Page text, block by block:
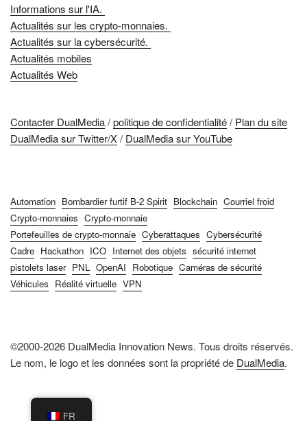
Informations sur l'IA.
Actualités sur les crypto-monnaies.
Actualités sur la cybersécurité.
Actualités mobiles
Actualités Web
Contacter DualMedia/politique de confidentialité/ Plan du site
DualMedia sur Twitter/X/ DualMedia sur YouTube
Automation Bombardier furtif B-2 Spirit Blockchain Courriel froid
Crypto-monnaies Crypto-monnaie
Portefeuilles de crypto-monnaie Cyberattaques Cybersécurité
Cadre Hackathon ICO Internet des objets sécurité internet
pistolets laser PNL OpenAI Robotique Caméras de sécurité
Véhicules Réalité virtuelle VPN
©2000-2026 DualMedia Innovation News. Tous droits réservés.
Le nom, le logo et les données sont la propriété de DualMedia.
FR